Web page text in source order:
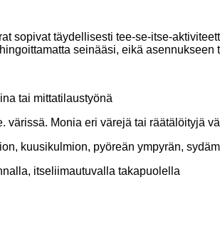
sopivat täydellisesti tee-se-itse-
seinääsi, eikä
tai mittatilaustyönä
värissä. Monia eri värejä tai räätälöityjä
kuusikulmion, pyöreän ympyrän,
itseliimautuvalla takapuolella